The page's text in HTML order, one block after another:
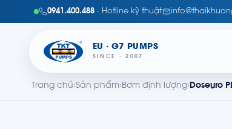
0941.400.488 · Hotline kỹ thuật
EU · G7 PUMPS
SINCE · 2007
Trang chủ›Sản phẩm›Bơm định lượng›Doseuro